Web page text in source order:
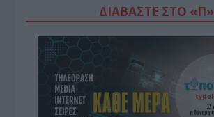
ΔΙΑΒΆΣΤΕ ΣΤΟ «Π»